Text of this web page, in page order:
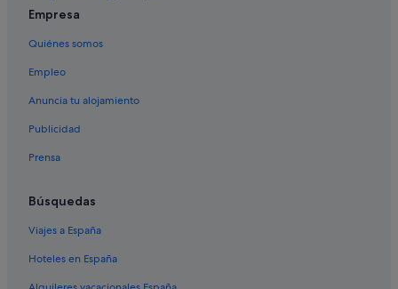
Empresa
Quiénes somos
Empleo
Anuncia tu alojamiento
Publicidad
Prensa
Búsquedas
Viajes a España
Hoteles en España